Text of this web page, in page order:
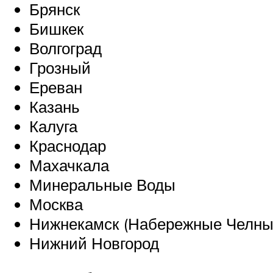
Брянск
Бишкек
Волгоград
Грозный
Ереван
Казань
Калуга
Краснодар
Махачкала
Минеральные Воды
Москва
Нижнекамск (Набережные
Нижний Новгород